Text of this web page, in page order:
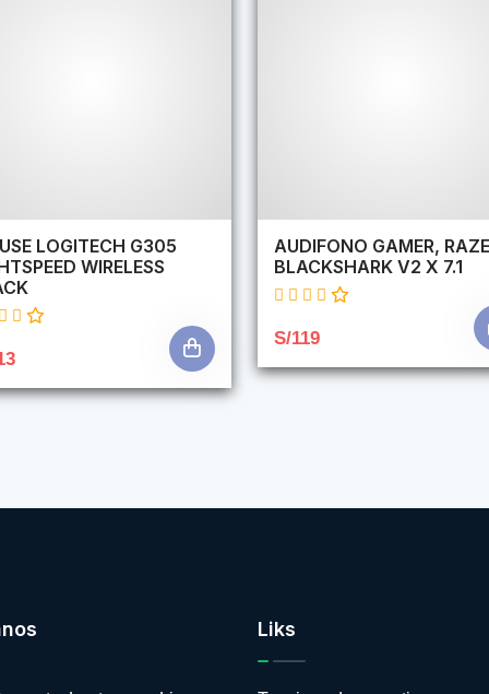
LOGITECH G305
WIRELESS
AUDIFONO GAMER,
BLACKSHARK V2 X 7.1
S/119
Liks